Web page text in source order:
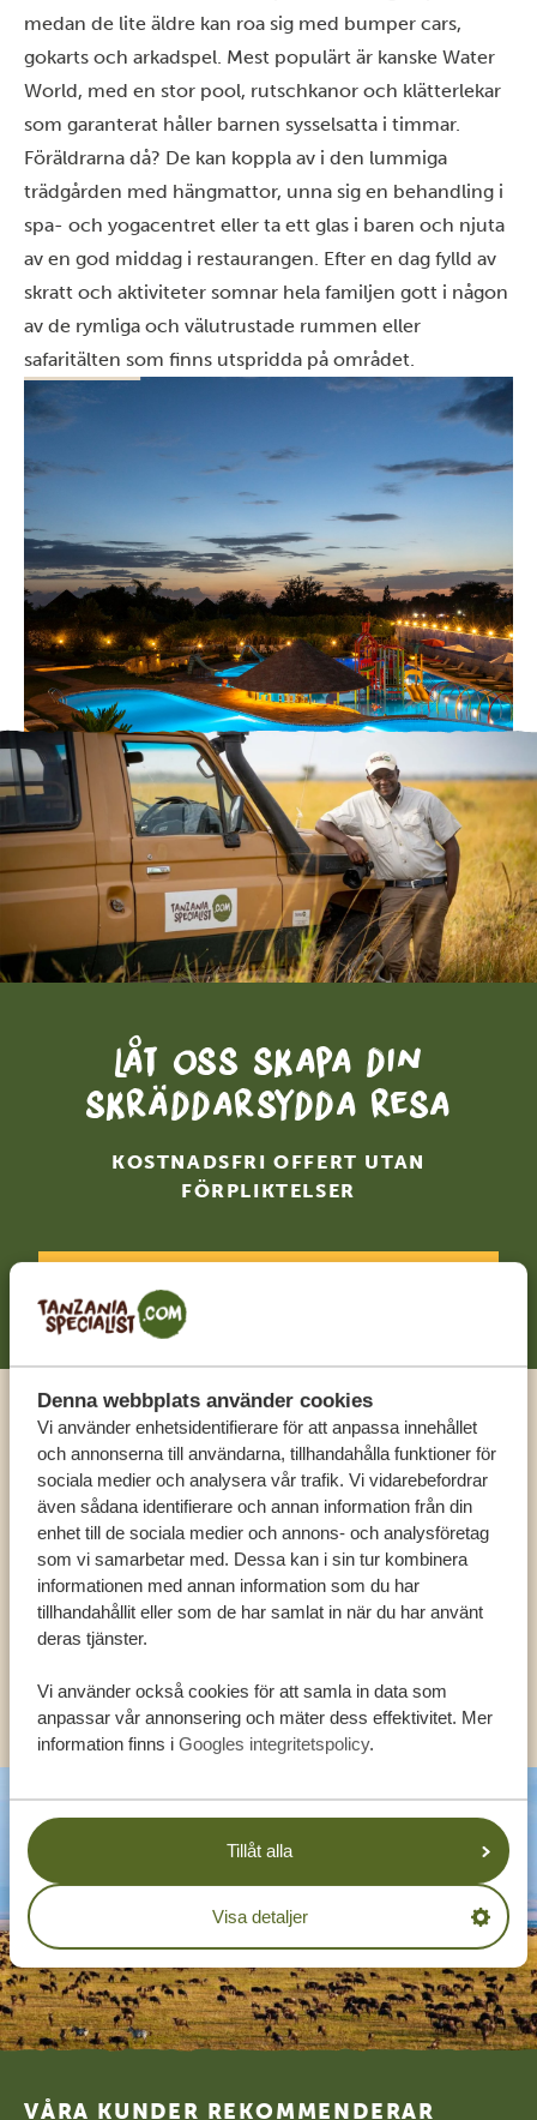
Denna webbplats använder cookies
Vi använder enhetsidentifierare för att anpassa innehållet
och annonserna till användarna, tillhandahålla funktioner för
sociala medier och analysera vår trafik. Vi vidarebefordrar
även sådana identifierare och annan information från din
enhet till de sociala medier och annons- och analysföretag
som vi samarbetar med. Dessa kan i sin tur kombinera
informationen med annan information som du har
tillhandahållit eller som de har samlat in när du har använt
deras tjänster.
Vi använder också cookies för att samla in data som
anpassar vår annonsering och mäter dess effektivitet. Mer
information finns i Googles integritetspolicy.
Tillåt alla
Visa detaljer
medan de lite äldre kan roa sig med bumper cars,
gokarts och arkadspel. Mest populärt är kanske Water
World, med en stor pool, rutschkanor och klätterlekar
som garanterat håller barnen sysselsatta i timmar.
Föräldrarna då? De kan koppla av i den lummiga
trädgården med hängmattor, unna sig en behandling i
spa- och yogacentret eller ta ett glas i baren och njuta
av en god middag i restaurangen. Efter en dag fylld av
skratt och aktiviteter somnar hela familjen gott i någon
av de rymliga och välutrustade rummen eller
safaritälten som finns utspridda på området.
Låt oss skapa din
skräddarsydda resa
KOSTNADSFRI OFFERT UTAN
FÖRPLIKTELSER
Ring en expert
FÅ PERSONLIG RÅDGIVNING FRÅN VÅRA
EXPERTER
SV:+31 174 788 108
KONTAKT
Footer
VÅRA KUNDER REKOMMENDERAR